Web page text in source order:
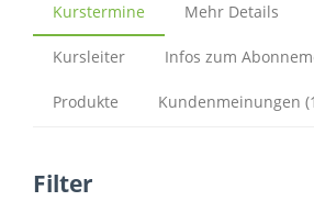
Kurstermine Mehr Details
Kursleiter Infos zum
Produkte Kundenmeinungen
Filter